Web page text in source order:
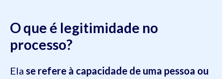
O que é legitimidade no
processo?
Ela se refere à capacidade de uma pessoa ou